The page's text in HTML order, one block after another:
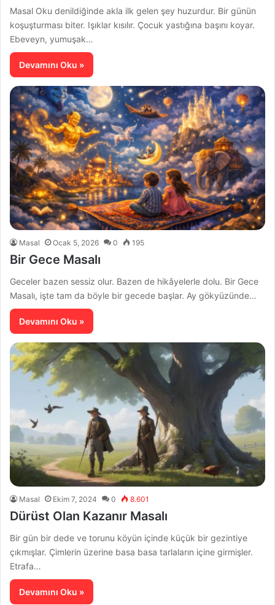
Masal Oku denildiğinde akla ilk gelen şey huzurdur. Bir günün
koşuşturması biter. Işıklar kısılır. Çocuk yastığına başını koyar.
Ebeveyn, yumuşak…
Devamını Oku »
Masal Ocak 5, 2026 0 195
Bir Gece Masalı
Geceler bazen sessiz olur. Bazen de hikâyelerle dolu. Bir Gece
Masalı, işte tam da böyle bir gecede başlar. Ay gökyüzünde…
Devamını Oku »
Masal Ekim 7, 2024 0 8.601
Dürüst Olan Kazanır Masalı
Bir gün bir dede ve torunu köyün içinde küçük bir gezintiye
çıkmışlar. Çimlerin üzerine basa basa tarlaların içine girmişler.
Etrafa…
Devamını Oku »